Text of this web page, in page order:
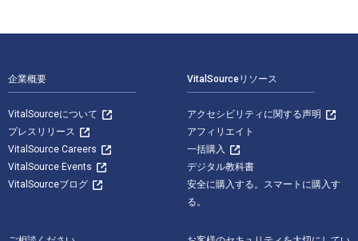
企業概要
VitalSourceについて
プレスリリース
VitalSource Careers
VitalSource Events
VitalSourceブログ
VitalSourceリソース
アクセシビリティに関する声明
アフィリエイト
一括購入
デジタル教科書
安全に購入する。スマートに購入す
る。